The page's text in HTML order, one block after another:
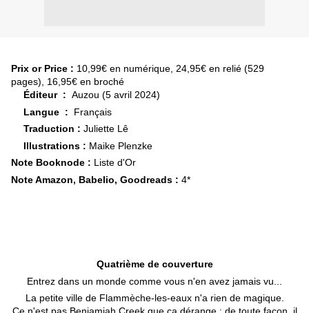
Prix or Price : 10,99€ en numérique, 24,95€ en relié (529
pages), 16,95€ en broché
Éditeur ‏ : ‎ Auzou (5 avril 2024)
Langue ‏ : ‎ Français
Traduction : Juliette Lê
Illustrations : Maike Plenzke
Note Booknode : Liste d'Or
Note Amazon, Babelio, Goodreads : 4*
Quatrième de couverture
Entrez dans un monde comme vous n'en avez jamais vu...
La petite ville de Flammèche-les-eaux n'a rien de magique.